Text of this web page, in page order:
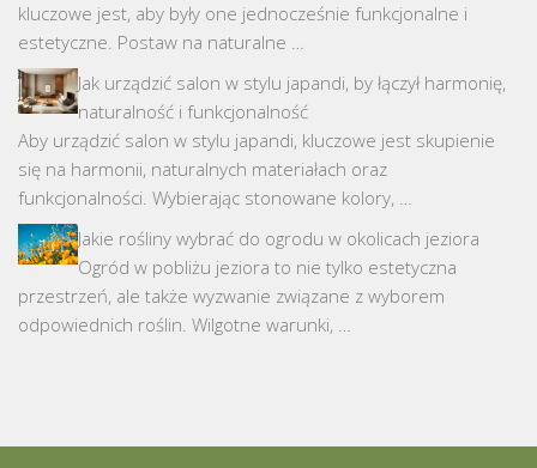
kluczowe jest, aby były one jednocześnie funkcjonalne i
estetyczne. Postaw na naturalne …
Jak urządzić salon w stylu japandi, by łączył harmonię,
naturalność i funkcjonalność
Aby urządzić salon w stylu japandi, kluczowe jest skupienie
się na harmonii, naturalnych materiałach oraz
funkcjonalności. Wybierając stonowane kolory, …
Jakie rośliny wybrać do ogrodu w okolicach jeziora
Ogród w pobliżu jeziora to nie tylko estetyczna
przestrzeń, ale także wyzwanie związane z wyborem
odpowiednich roślin. Wilgotne warunki, …